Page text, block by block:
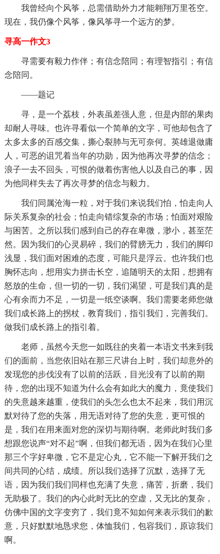
我曾经向个风筝，总需借助外力才能翱翔万里苍空。
现在，我仍像个风筝，像风筝寻一个远方的梦。
寻高一作文3
寻需要有毅力作伴；有信念陪同；有理智指引；有信
念陪同。
——题记
寻，是一个荔枝，外表虽差强人意，但是内部的果肉
却耐人寻味。也许寻看似一个简单的文字，可他却包含了
太多太多的百感交集，撕心裂肺与无可奈何。英雄退做庸
人，可恶的诅咒着当年的功勋，因为他再次寻梦的信念；
浪子一去不回头，可恨的做着伤害他人以及自己的事，因
为他同样失去了再次寻梦的信念与毅力。
我们同属沧海一粒，对于我们来说我们怕，怕走向人
际关系复杂的社会；怕走向错综复杂的市场；怕面对艰险
与困苦。之所以我们感到自己的存在卑微，渺小，甚至茫
然。因为我们的心灵易碎，我们的臂膀无力，我们的脚印
浅显，我们面对困难的态度，可能只是浮云。也许我们也
胸怀志向，想用实力拼击长空，追随明天的太阳，想拥有
怒放的生命，但一切的一切，我们渴望，可是我们真的是
心有余而力不足，一切是一纸空谈啊。我们需要老师您做
我们成长路上的拐杖，教育我们，指引我们，完善我们。
做我们成长路上的指引着。
老师，虽然今天您一如既往的夹着一本语文书来到我
们的面前，当您依旧站在那三尺讲台上时，我们却意外的
发现您的步伐没有了以前的活跃，目光没有了以前的期
待，您的出现不知道为什么会有如此大的魔力，竟使我们
的失意越来越重，使我们的头怎么也太不起来，我们用沉
默对待了您的失落，用无语对待了您的失意，更可恨的
是，我们在用来面对您的深切与期待啊。老师此时我们多
想跟您说声“对不起”啊，但我们都无语，因为在我们心里
那三个字好卑微，它不是定心丸，它不能一下解开我们之
间共同的心结，成绩。所以我们选择了沉默，选择了无
语，因为我们我们同样也充满了失意，痛苦，折磨，我们
无助极了。我们的内心此时无比的空虚，又无比的复杂，
仿佛中国的文字变穷了，我们竟不知如何来表示我们的歉
意，只好默默地恳求您，体恤我们，包容我们，原谅我们
啊。